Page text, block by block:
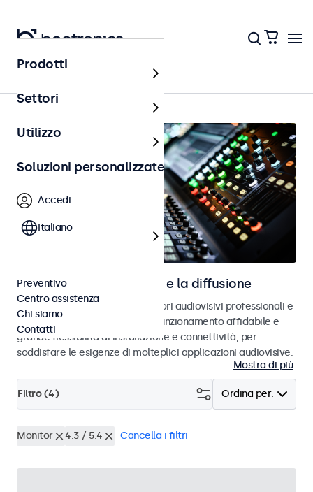
Home
Monitor per l’audiovisivo e la diffusione
Monitor progettati per integratori audiovisivi professionali e
ambienti di studio. Offrono un funzionamento affidabile e
grande flessibilità di installazione e connettività, per
soddisfare le esigenze di molteplici applicazioni audiovisive.
Mostra di più
Ordina per:
Filtro (4)
Monitor 4:3 / 5:4 Cancella i filtri
Prodotti
Settori
Utilizzo
Soluzioni personalizzate
Accedi
Italiano
Preventivo
Centro assistenza
Chi siamo
Contatti